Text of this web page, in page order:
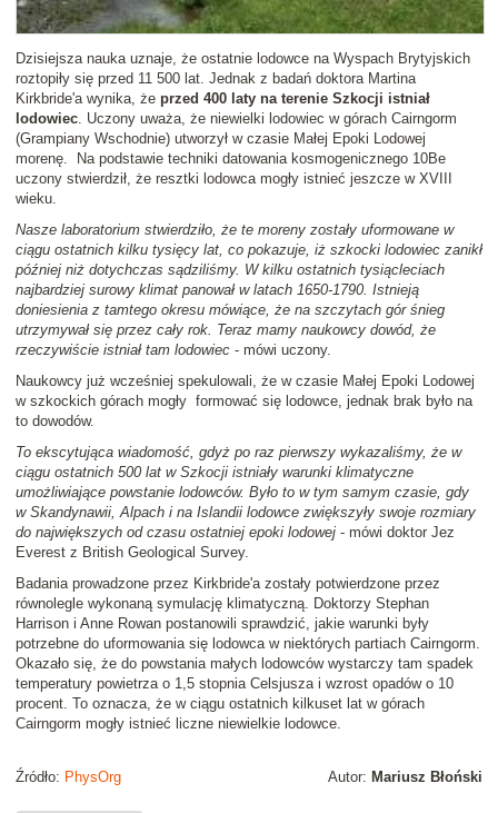
Dzisiejsza nauka uznaje, że ostatnie lodowce na Wyspach Brytyjskich
roztopiły się przed 11 500 lat. Jednak z badań doktora Martina
Kirkbride'a wynika, że przed 400 laty na terenie Szkocji istniał
lodowiec. Uczony uważa, że niewielki lodowiec w górach Cairngorm
(Grampiany Wschodnie) utworzył w czasie Małej Epoki Lodowej
morenę. Na podstawie techniki datowania kosmogenicznego 10Be
uczony stwierdził, że resztki lodowca mogły istnieć jeszcze w XVIII
wieku.
Nasze laboratorium stwierdziło, że te moreny zostały uformowane w
ciągu ostatnich kilku tysięcy lat, co pokazuje, iż szkocki lodowiec zanikł
później niż dotychczas sądziliśmy. W kilku ostatnich tysiącleciach
najbardziej surowy klimat panował w latach 1650-1790. Istnieją
doniesienia z tamtego okresu mówiące, że na szczytach gór śnieg
utrzymywał się przez cały rok. Teraz mamy naukowcy dowód, że
rzeczywiście istniał tam lodowiec - mówi uczony.
Naukowcy już wcześniej spekulowali, że w czasie Małej Epoki Lodowej
w szkockich górach mogły formować się lodowce, jednak brak było na
to dowodów.
To ekscytująca wiadomość, gdyż po raz pierwszy wykazaliśmy, że w
ciągu ostatnich 500 lat w Szkocji istniały warunki klimatyczne
umożliwiające powstanie lodowców. Było to w tym samym czasie, gdy
w Skandynawii, Alpach i na Islandii lodowce zwiększyły swoje rozmiary
do największych od czasu ostatniej epoki lodowej - mówi doktor Jez
Everest z British Geological Survey.
Badania prowadzone przez Kirkbride'a zostały potwierdzone przez
równolegle wykonaną symulację klimatyczną. Doktorzy Stephan
Harrison i Anne Rowan postanowili sprawdzić, jakie warunki były
potrzebne do uformowania się lodowca w niektórych partiach Cairngorm.
Okazało się, że do powstania małych lodowców wystarczy tam spadek
temperatury powietrza o 1,5 stopnia Celsjusza i wzrost opadów o 10
procent. To oznacza, że w ciągu ostatnich kilkuset lat w górach
Cairngorm mogły istnieć liczne niewielkie lodowce.
Autor: Mariusz Błoński
Źródło: PhysOrg